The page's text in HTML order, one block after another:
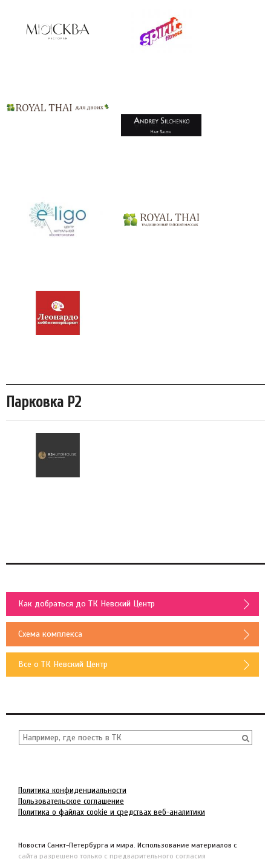
Парковка P2
Как добраться до ТК Невский Центр
Схема комплекса
Все о ТК Невский Центр
Политика конфиденциальности
Пользовательское соглашение
Политика о файлах cookie и средствах веб-аналитики
Новости Санкт-Петербурга и мира. Использование материалов с
сайта разрешено только с предварительного согласия